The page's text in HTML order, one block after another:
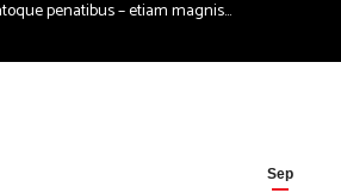
penatibus – etiam magnis…
Sep